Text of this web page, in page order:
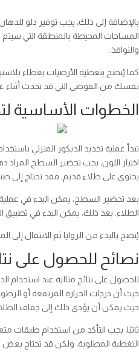
بالإضافة إلى ذلك، يجب توفير دلو
المساحات المحيطة بالمنطقة التي
والنوافذ.
كما يُنصح بتغطية الأرضيات بغطاء
نفسك من الفوضى التي قد تحدث أثناء
الخطوات الأساسية
تبدأ عملية تجديد الديكور المنزلي
اختيار اللون، يجب تحضير السطح
يحتوي على طلاء قديم، فقد تحتاج إلى
بعد تحضير السطح، يمكن البدء في
الطلاء. بعد ذلك، يمكن البدء في
يُنصح بالبدء من الزوايا ثم الانتقال
نصائح للحصول على
للحصول على نتائج مثالية عند
حيث أن درجات الحرارة المرتفعة أو
حيث يمكن أن يؤدي ذلك إلى جفاف
ثانيًا، يجب التأكد من استخدام طبقات
التغطية المطلوبة، ولكن قد تحتاج بعض